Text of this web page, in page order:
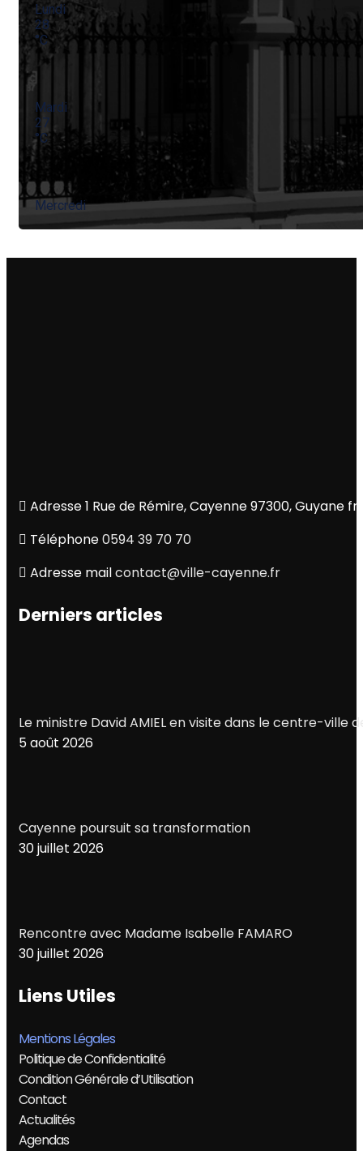
Lundi
28
°C
Mardi
27
°C
Mercredi
Adresse1 Rue de Rémire, Cayenne 97300, Guyane
Téléphone0594 39 70 70
Adresse mailcontact@ville-cayenne.fr
Derniers articles
Le ministre David AMIEL en visite dans le centre-ville
5 août 2026
Cayenne poursuit sa transformation
30 juillet 2026
Rencontre avec Madame Isabelle FAMARO
30 juillet 2026
Liens Utiles
Mentions Légales
Politique de Confidentialité
Condition Générale d’Utilisation
Contact
Actualités
Agendas